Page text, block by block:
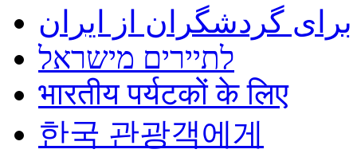
برای گردشگران از ایران
לתיירים מישראל
भारतीय पर्यटकों के लिए
한국 관광객에게